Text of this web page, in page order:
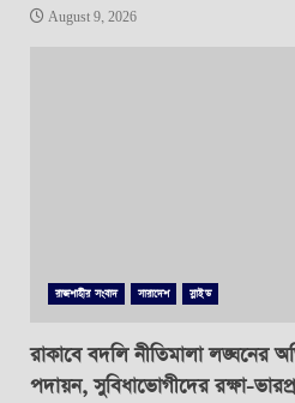
August 9, 2026
রাজশাহীর সংবাদ সারাদেশ স্লাইড
রাকাবে বদলি নীতিমালা লঙ্ঘনের
পদায়ন, সুবিধাভোগীদের রক্ষা-